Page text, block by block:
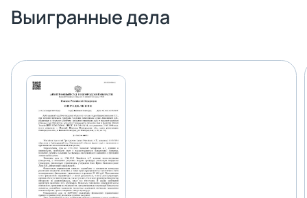
Выигранные дела